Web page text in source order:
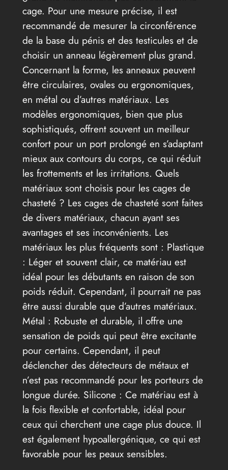
cage. Pour une mesure précise, il est
recommandé de mesurer la circonférence
de la base du pénis et des testicules et de
choisir un anneau légèrement plus grand.
Concernant la forme, les anneaux peuvent
être circulaires, ovales ou ergonomiques,
en métal ou d’autres matériaux. Les
modèles ergonomiques, bien que plus
sophistiqués, offrent souvent un meilleur
confort pour un port prolongé en s’adaptant
mieux aux contours du corps, ce qui réduit
les frottements et les irritations. Quels
matériaux sont choisis pour les cages de
chasteté ? Les cages de chasteté sont faites
de divers matériaux, chacun ayant ses
avantages et ses inconvénients. Les
matériaux les plus fréquents sont : Plastique
: Léger et souvent clair, ce matériau est
idéal pour les débutants en raison de son
poids réduit. Cependant, il pourrait ne pas
être aussi durable que d’autres matériaux.
Métal : Robuste et durable, il offre une
sensation de poids qui peut être excitante
pour certains. Cependant, il peut
déclencher des détecteurs de métaux et
n’est pas recommandé pour les porteurs de
longue durée. Silicone : Ce matériau est à
la fois flexible et confortable, idéal pour
ceux qui cherchent une cage plus douce. Il
est également hypoallergénique, ce qui est
favorable pour les peaux sensibles.